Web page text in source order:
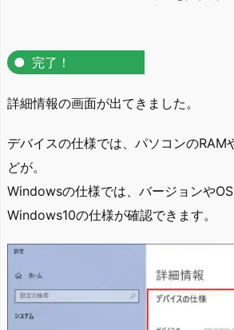
完了！
詳細情報の画面が出てきました。
デバイスの仕様では、パソコンのRAM
どが。
Windowsの仕様では、バージョンやOS
Windows10の仕様が確認できます。